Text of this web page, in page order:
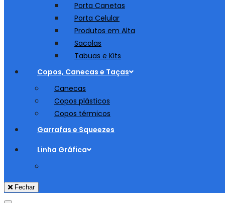
Porta Canetas
Porta Celular
Produtos em Alta
Sacolas
Tabuas e Kits
Copos, Canecas e Taças
Canecas
Copos plásticos
Copos térmicos
Garrafas e Squeezes
Linha Gráfica
Fechar